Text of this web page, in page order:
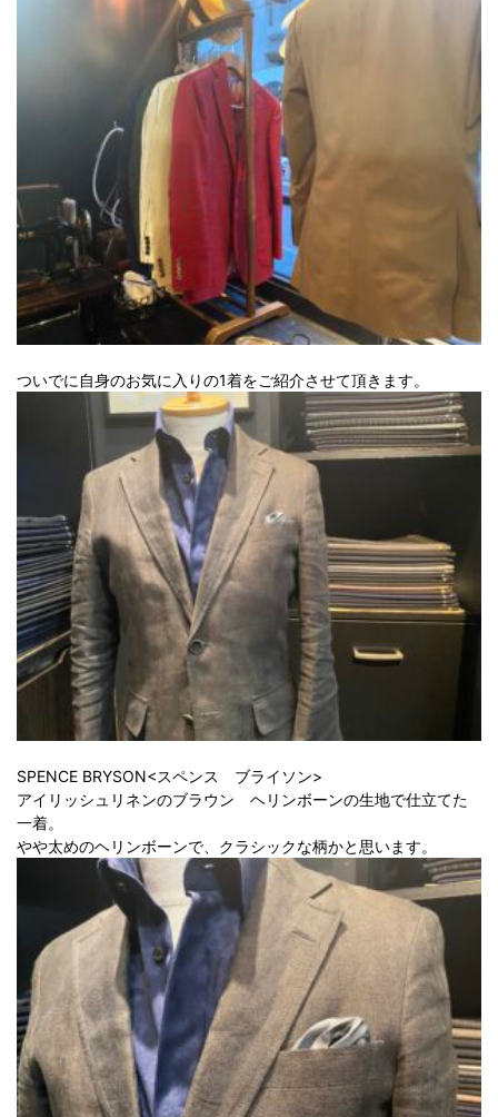
ついでに自身のお気に入りの1着をご紹介させて頂きます。
SPENCE BRYSON<スペンス ブライソン>
アイリッシュリネンのブラウン ヘリンボーンの生地で仕立てた
一着。
やや太めのヘリンボーンで、クラシックな柄かと思います。